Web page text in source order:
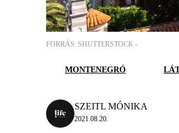
FORRÁS: SHUTTERSTOCK -
MONTENEGRÓ
SZEITL MÓNIKA
2021.08.20.